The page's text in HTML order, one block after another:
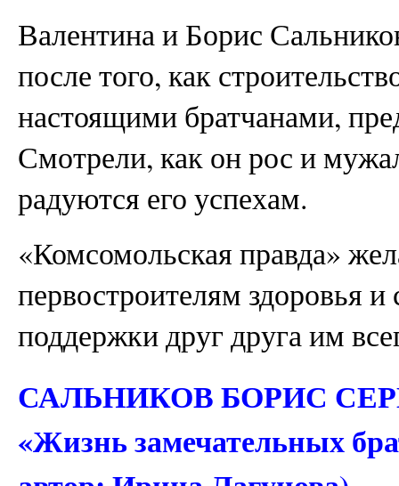
Валентина и Борис
после того, как
настоящими братчанами,
Смотрели, как он рос и
радуются его успехам.
«Комсомольская правда»
первостроителям здоровья
поддержки друг друга им
САЛЬНИКОВ БОРИС
«Жизнь замечательных